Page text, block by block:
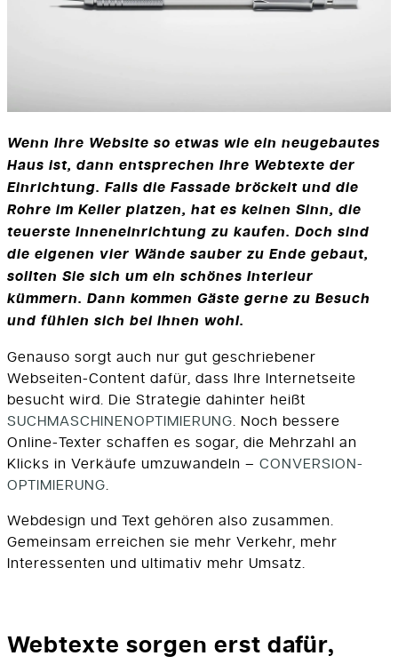
Wenn Ihre Website so etwas wie ein neugebautes
Haus ist, dann entsprechen Ihre Webtexte der
Einrichtung. Falls die Fassade bröckelt und die
Rohre im Keller platzen, hat es keinen Sinn, die
teuerste Inneneinrichtung zu kaufen. Doch sind
die eigenen vier Wände sauber zu Ende gebaut,
sollten Sie sich um ein schönes Interieur
kümmern. Dann kommen Gäste gerne zu Besuch
und fühlen sich bei Ihnen wohl.
Genauso sorgt auch nur gut geschriebener
Webseiten-Content dafür, dass Ihre Internetseite
besucht wird. Die Strategie dahinter heißt
SUCHMASCHINENOPTIMIERUNG. Noch bessere
Online-Texter schaffen es sogar, die Mehrzahl an
Klicks in Verkäufe umzuwandeln – CONVERSION-
OPTIMIERUNG.
Webdesign und Text gehören also zusammen.
Gemeinsam erreichen sie mehr Verkehr, mehr
Interessenten und ultimativ mehr Umsatz.
Webtexte sorgen erst dafür,